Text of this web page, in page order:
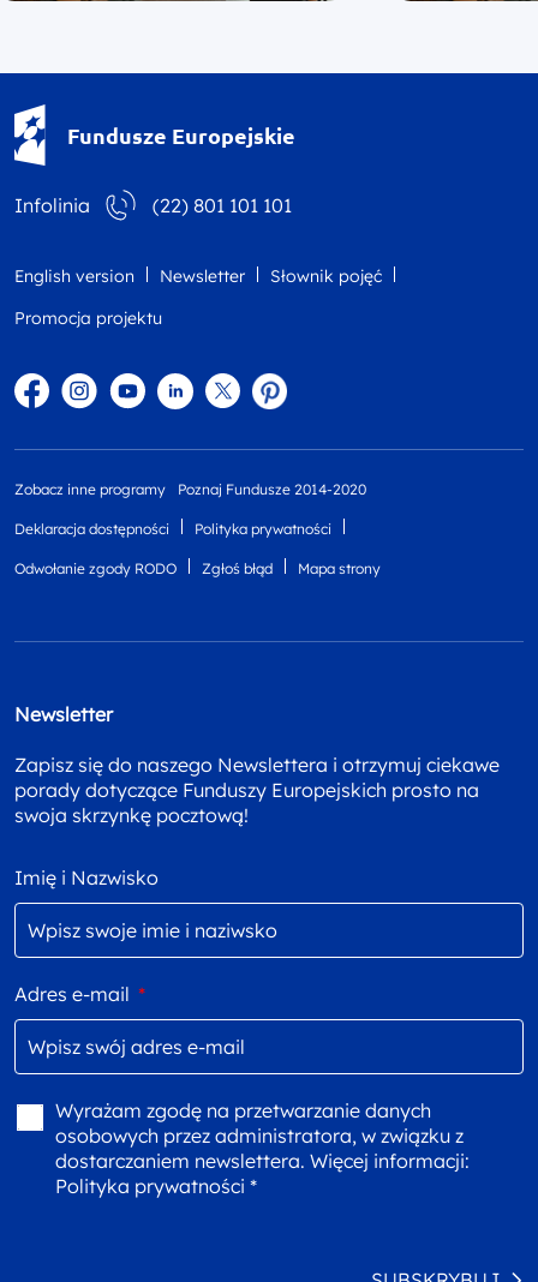
Fundusze Europejskie
Infolinia (22) 801 101 101
English version Newsletter
Słownik pojęć
Promocja projektu
FacebookInstagram
YouTubeLinkedintwitterPinterest
Zobacz inne programy Poznaj Fundusze 2014-2020
Deklaracja dostępności Polityka prywatności
Odwołanie zgody RODO Zgłoś błąd Mapa strony
Newsletter
Zapisz się do naszego Newslettera i otrzymuj ciekawe
porady dotyczące Funduszy Europejskich prosto na
swoja skrzynkę pocztową!
Imię i Nazwisko
Adres e-mail *
Wyrażam zgodę na przetwarzanie danych
osobowych przez administratora, w związku z
dostarczaniem newslettera. Więcej informacji:
Polityka prywatności *